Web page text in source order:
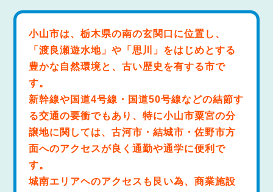
小山市は、栃木県の南の玄関口に位置し、
「渡良瀬遊水地」や「思川」をはじめとする
豊かな自然環境と、古い歴史を有する市で
す。
新幹線や国道4号線・国道50号線などの結節す
る交通の要衝でもあり、特に小山市粟宮の分
譲地に関しては、古河市・結城市・佐野市方
面へのアクセスが良く通勤や通学に便利で
す。
城南エリアヘのアクセスも艮い為、商業施設